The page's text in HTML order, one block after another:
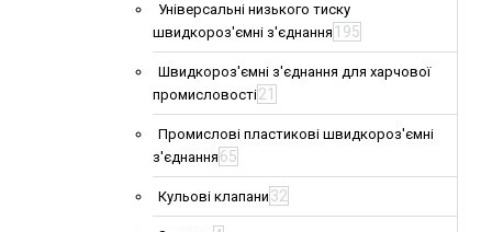
Універсальні низького тиску
швидкороз'ємні з'єднання 195
Швидкороз'ємні з'єднання для харчової
промисловості21
Промислові пластикові швидкороз'ємні
з'єднання 65
Кульові клапани 32